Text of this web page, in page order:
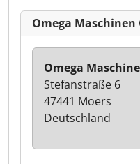
Omega Maschinen
Omega
Stefanstraße 6
47441 Moers
Deutschland